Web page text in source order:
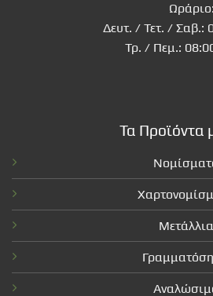
Ωράριο:
Δευτ. / Τετ. / Σαβ.:
Τρ. / Πεμ.:
Τα Προϊόντα
Μετάλλια